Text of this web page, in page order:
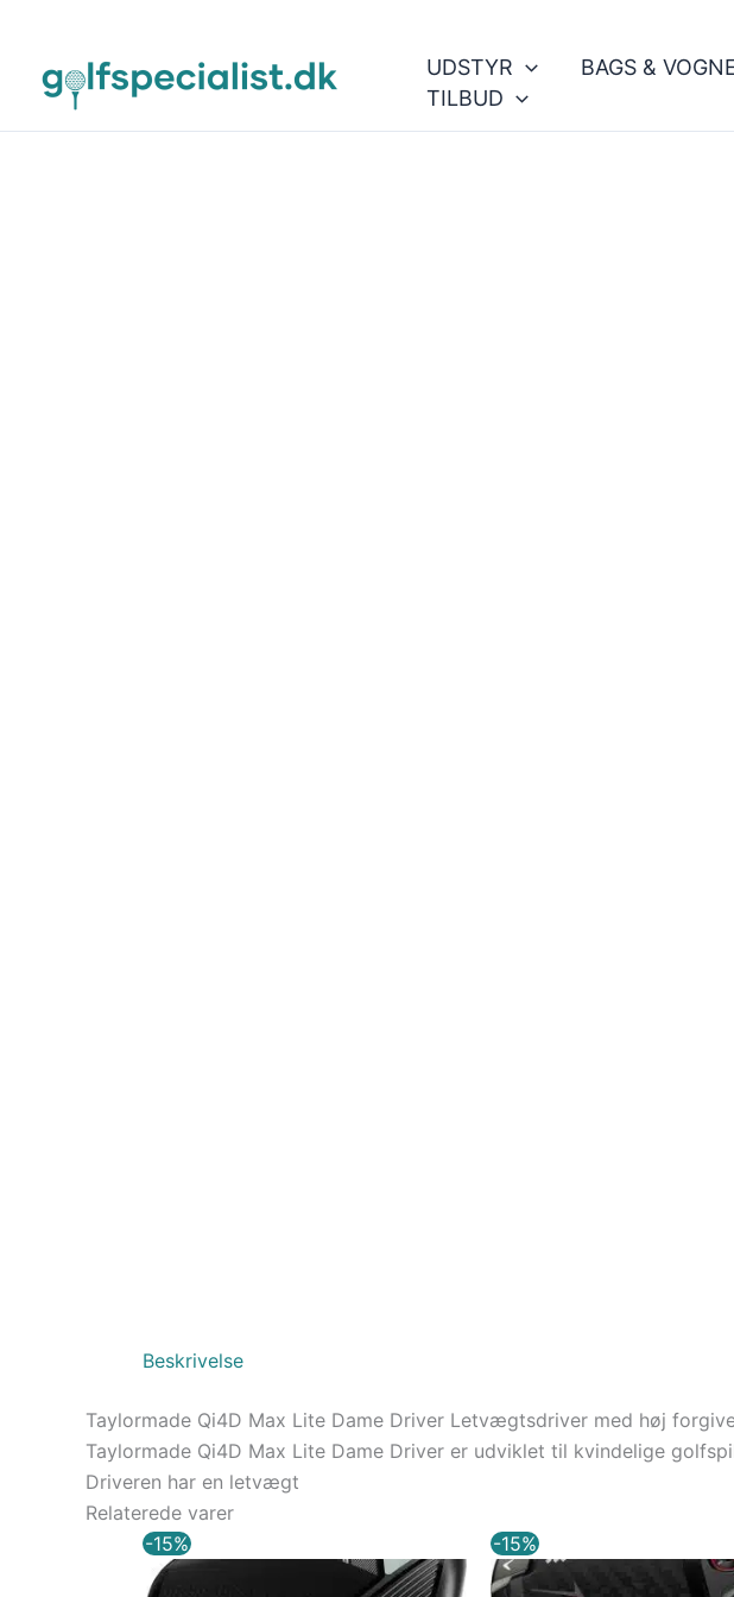
indholdet
UDSTYR BAGS &
TILBUD
Beskrivelse
Taylormade Qi4D Max Lite Dame Driver Letvægtsdriver med høj
Taylormade Qi4D Max Lite Dame Driver er udviklet til kvindelige
Driveren har en letvægt
Relaterede varer
-15%
oprindeligeaktuelle
pris
-15%
oprindelige